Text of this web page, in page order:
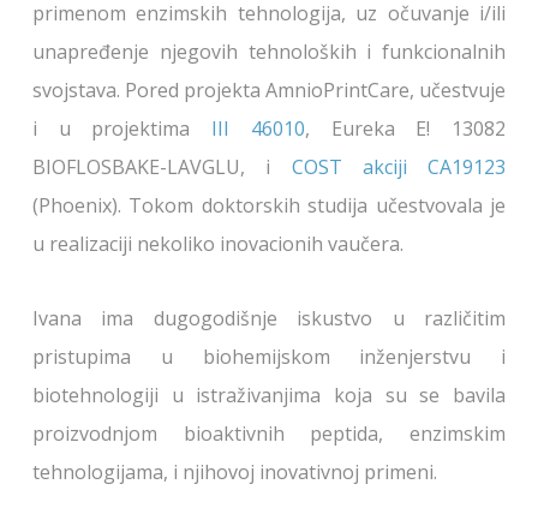
primenom enzimskih tehnologija, uz očuvanje i/ili
unapređenje njegovih tehnoloških i funkcionalnih
svojstava. Pored projekta AmnioPrintCare, učestvuje
i u projektima
III 46010, Eureka E! 13082
BIOFLOSBAKE-LAVGLU, i COST akciji CA19123
(Phoenix). Tokom doktorskih studija učestvovala je
u realizaciji nekoliko inovacionih vaučera.
Ivana ima dugogodišnje iskustvo u različitim
pristupima u biohemijskom inženjerstvu i
biotehnologiji u istraživanjima koja su se bavila
proizvodnjom bioaktivnih peptida, enzimskim
tehnologijama, i njihovoj inovativnoj primeni.